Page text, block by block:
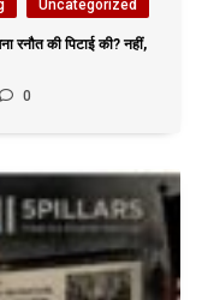
Uncategorized
रनौत की पिटाई की? नहीं,
0